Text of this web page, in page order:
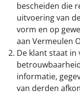
bescheiden die
uitvoering van
vorm en op
aan Vermeulen
De klant staat
informatie,
van derden